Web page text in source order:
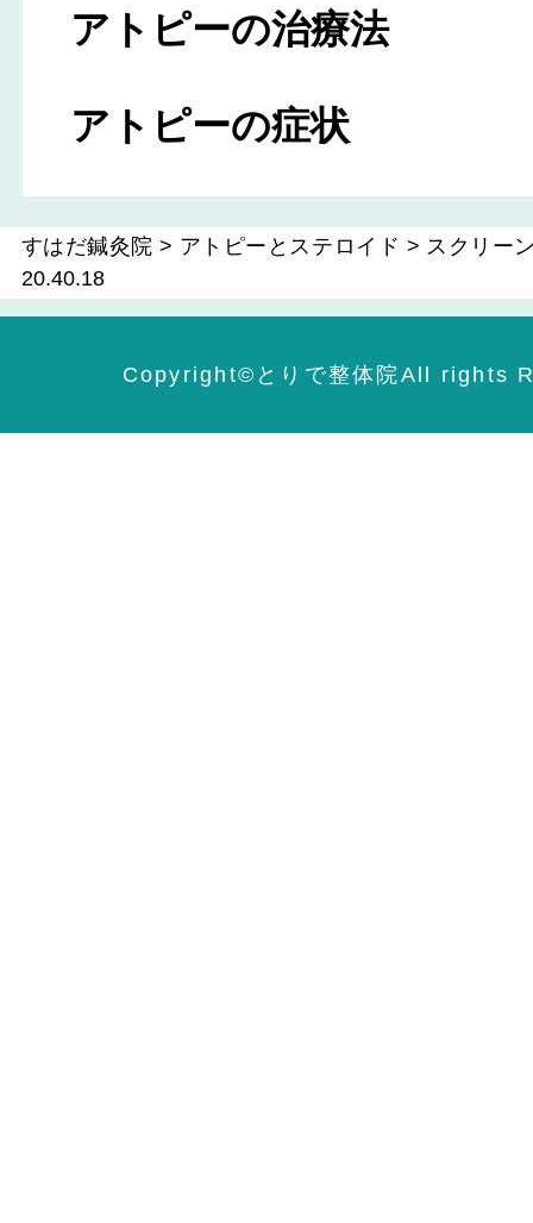
アトピーの治療法
アトピーの症状
すはだ鍼灸院 > アトピーとステロイド > スクリー
20.40.18
Copyright©️とりで整体院All rights